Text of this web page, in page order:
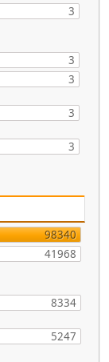
3
3
3
3
3
98340
41968
8334
5247